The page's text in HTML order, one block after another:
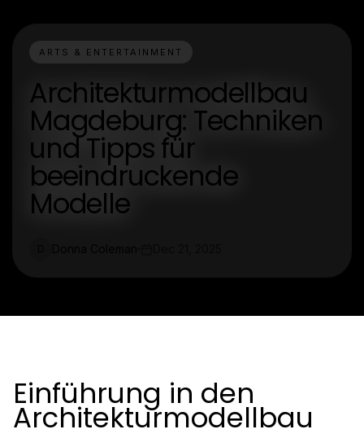
ARTS & ENTERTAINMENT
Architekturmodellbau
Magdeburg: Techniken
und Tipps für
beeindruckende
Modelle
Einführung in den
Architekturmodellbau